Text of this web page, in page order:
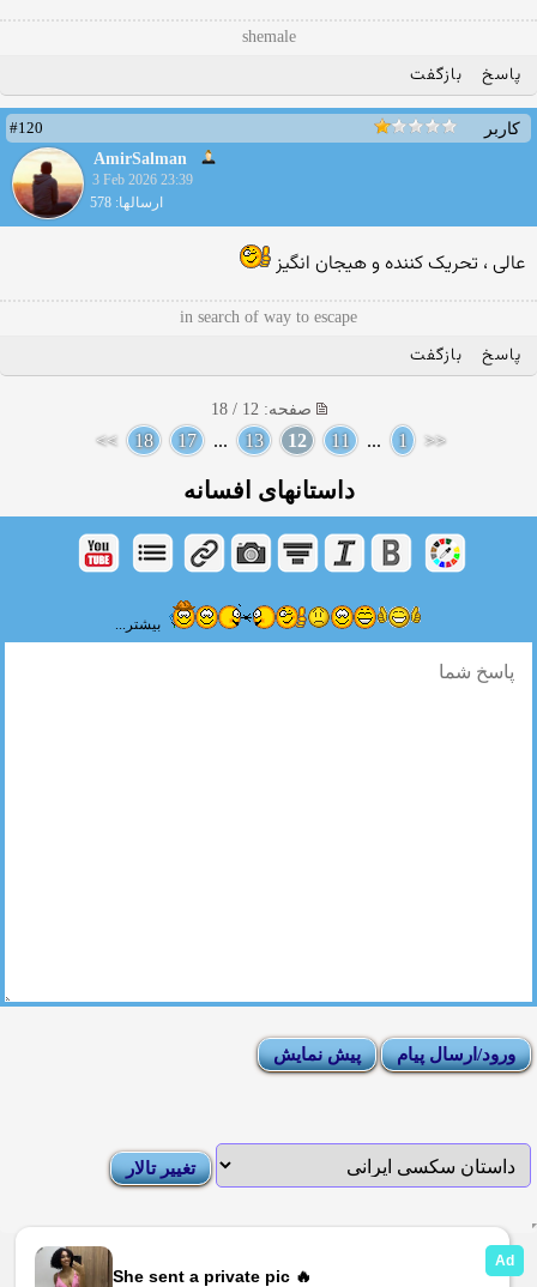
shemale
پاسخ بازگفت
کاربر
#120
AmirSalman
3 Feb 2026 23:39
ارسالها: 578
عالی ، تحریک کننده و هیجان انگیز
in search of way to escape
پاسخ بازگفت
صفحه: 12 / 18
<<
1
...
11
12
13
...
17
18
>>
داستانهای افسانه
بیشتر...
News Rules | Moderator List